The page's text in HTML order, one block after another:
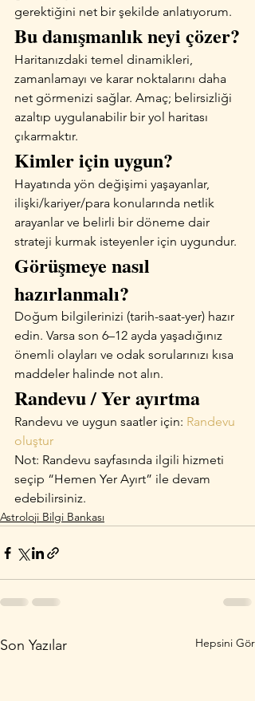
gerektiğini net bir şekilde anlatıyorum.
Bu danışmanlık neyi çözer?
Haritanızdaki temel dinamikleri,
zamanlamayı ve karar noktalarını daha
net görmenizi sağlar. Amaç; belirsizliği
azaltıp uygulanabilir bir yol haritası
çıkarmaktır.
Kimler için uygun?
Hayatında yön değişimi yaşayanlar,
ilişki/kariyer/para konularında netlik
arayanlar ve belirli bir döneme dair
strateji kurmak isteyenler için uygundur.
Görüşmeye nasıl
hazırlanmalı?
Doğum bilgilerinizi (tarih-saat-yer) hazır
edin. Varsa son 6–12 ayda yaşadığınız
önemli olayları ve odak sorularınızı kısa
maddeler halinde not alın.
Randevu / Yer ayırtma
Randevu ve uygun saatler için: Randevu
oluştur
Not: Randevu sayfasında ilgili hizmeti
seçip “Hemen Yer Ayırt” ile devam
edebilirsiniz.
Astroloji Bilgi Bankası
Son Yazılar Hepsini Gör